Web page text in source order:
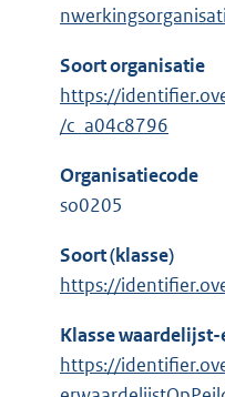
Soort organisatie
https://
/c_a04c8796
Organisatiecode
so0205
Soort (klasse)
https://
Klasse
https://